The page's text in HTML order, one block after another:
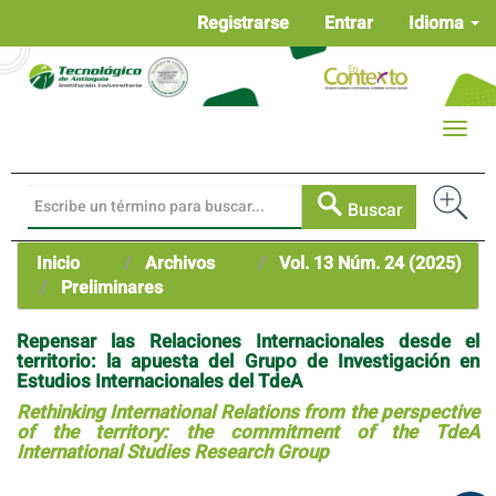
Contenido
principal
Idioma
Registrarse Entrar
Buscar
Toggle
Inicio Archivos
Vol. 13 Núm. 24 (2025)
Preliminares
Repensar las Relaciones Internacionales desde el
territorio: la apuesta del Grupo de Investigación en
Estudios Internacionales del TdeA
Rethinking International Relations from the perspective
of the territory: the commitment of the TdeA
International Studies Research Group